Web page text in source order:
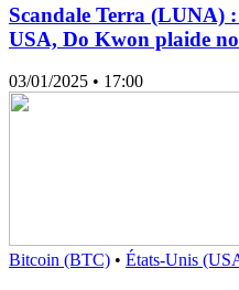
Scandale Terra (LUNA)
USA, Do Kwon plaide
03/01/2025 • 17:00
Bitcoin (BTC) • États-Unis